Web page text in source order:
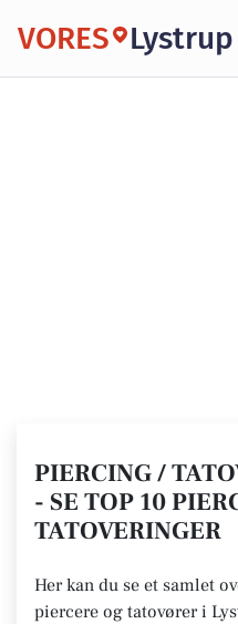
VORES Lystrup
PIERCING /
- SE TOP 10
TATOVERINGER
Her kan du se et samlet
piercere og tatovører i